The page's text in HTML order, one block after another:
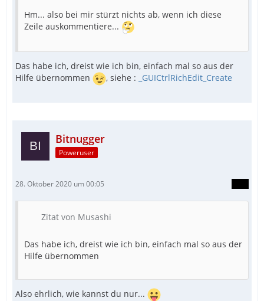
Hm... also bei mir stürzt nichts ab, wenn ich diese
Zeile auskommentiere...
Das habe ich, dreist wie ich bin, einfach mal so aus der
Hilfe übernommen
, siehe : _GUICtrlRichEdit_Create
Bitnugger
Poweruser
28. Oktober 2020 um 00:05
Zitat von Musashi
Das habe ich, dreist wie ich bin, einfach mal so aus der
Hilfe übernommen
Also ehrlich, wie kannst du nur...